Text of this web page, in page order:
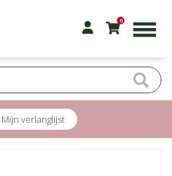
0
Mijn verlanglijst